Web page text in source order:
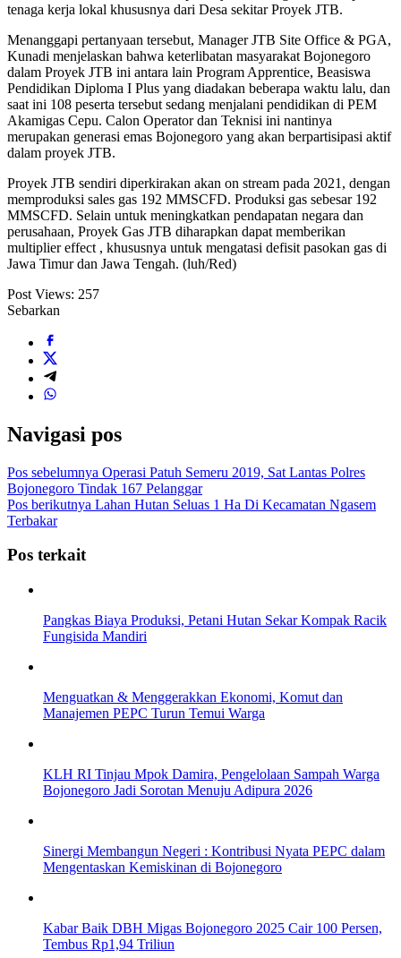
tenaga kerja lokal khususnya dari Desa sekitar Proyek JTB.
Menanggapi pertanyaan tersebut, Manager JTB Site Office & PGA,
Kunadi menjelaskan bahwa keterlibatan masyarakat Bojonegoro
dalam Proyek JTB ini antara lain Program Apprentice, Beasiswa
Pendidikan Diploma I Plus yang diadakan beberapa waktu lalu, dan
saat ini 108 peserta tersebut sedang menjalani pendidikan di PEM
Akamigas Cepu. Calon Operator dan Teknisi ini nantinya
merupakan generasi emas Bojonegoro yang akan berpartisipasi aktif
dalam proyek JTB.
Proyek JTB sendiri diperkirakan akan on stream pada 2021, dengan
memproduksi sales gas 192 MMSCFD. Produksi gas sebesar 192
MMSCFD. Selain untuk meningkatkan pendapatan negara dan
perusahaan, Proyek Gas JTB diharapkan dapat memberikan
multiplier effect , khususnya untuk mengatasi defisit pasokan gas di
Jawa Timur dan Jawa Tengah. (luh/Red)
Post Views: 257
Sebarkan
Navigasi pos
Pos sebelumnya Operasi Patuh Semeru 2019, Sat Lantas Polres
Bojonegoro Tindak 167 Pelanggar
Pos berikutnya Lahan Hutan Seluas 1 Ha Di Kecamatan Ngasem
Terbakar
Pos terkait
Pangkas Biaya Produksi, Petani Hutan Sekar Kompak Racik
Fungisida Mandiri
Menguatkan & Menggerakkan Ekonomi, Komut dan
Manajemen PEPC Turun Temui Warga
KLH RI Tinjau Mpok Damira, Pengelolaan Sampah Warga
Bojonegoro Jadi Sorotan Menuju Adipura 2026
Sinergi Membangun Negeri : Kontribusi Nyata PEPC dalam
Mengentaskan Kemiskinan di Bojonegoro
Kabar Baik DBH Migas Bojonegoro 2025 Cair 100 Persen,
Tembus Rp1,94 Triliun